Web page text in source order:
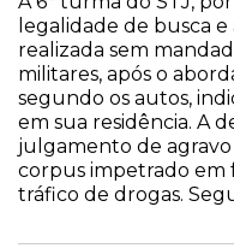
legalidade de busca
realizada sem
militares, após o
segundo os autos,
em sua residência. A
julgamento de
corpus impetrado em
tráfico de drogas.